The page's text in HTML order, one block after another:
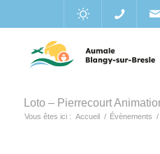
Loto – Pierrecourt
Vous êtes ici : Accueil / Évènements /